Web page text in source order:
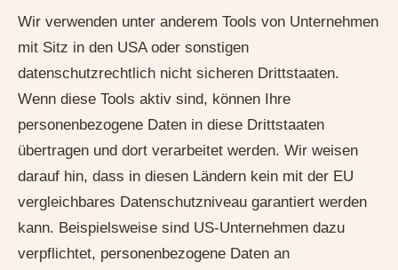
Wir verwenden unter anderem Tools von Unternehmen
mit Sitz in den USA oder sonstigen
datenschutzrechtlich nicht sicheren Drittstaaten.
Wenn diese Tools aktiv sind, können Ihre
personenbezogene Daten in diese Drittstaaten
übertragen und dort verarbeitet werden. Wir weisen
darauf hin, dass in diesen Ländern kein mit der EU
vergleichbares Datenschutzniveau garantiert werden
kann. Beispielsweise sind US-Unternehmen dazu
verpflichtet, personenbezogene Daten an